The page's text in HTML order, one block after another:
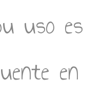
uso es
en